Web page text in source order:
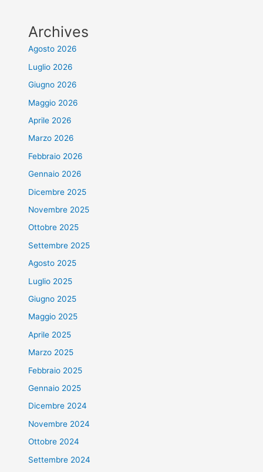
Archives
Agosto 2026
Luglio 2026
Giugno 2026
Maggio 2026
Aprile 2026
Marzo 2026
Febbraio 2026
Gennaio 2026
Dicembre 2025
Novembre 2025
Ottobre 2025
Settembre 2025
Agosto 2025
Luglio 2025
Giugno 2025
Maggio 2025
Aprile 2025
Marzo 2025
Febbraio 2025
Gennaio 2025
Dicembre 2024
Novembre 2024
Ottobre 2024
Settembre 2024